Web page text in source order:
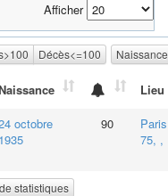
Afficher
Décès<=100
Naissance Lieu
statistiques
octobre
1935
90
75, ,